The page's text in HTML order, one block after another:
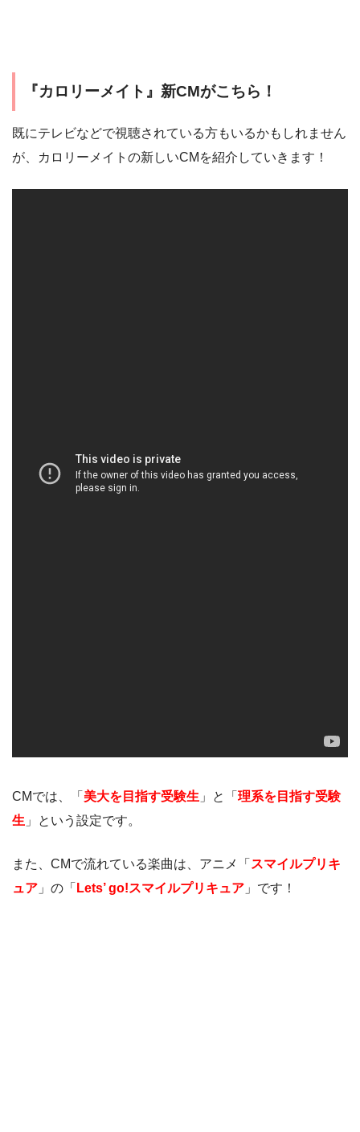
『カロリーメイト』新CMがこちら！
既にテレビなどで視聴されている方もいるかもしれません
が、カロリーメイトの新しいCMを紹介していきます！
CMでは、「 美大を目指す受験生 」と「 理系を目指す受験
生 」という設定です。
また、CMで流れている楽曲は、アニメ「 スマイルプリキ
ュア 」の「 Lets’ go!スマイルプリキュア 」です！